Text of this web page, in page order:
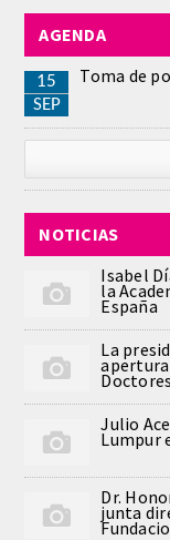
ACADEMICOS
CIENCIAS
AFINES A LA
HUMANIDADES
MEDICO-
SALUD Y
TECNOLOGIAS
QUIRURGICA
AGENDA
15
SEP
Toma de
NOTICIAS
Isabel
la
España
La
apertura
Julio
Lumpur
Dr.
junta